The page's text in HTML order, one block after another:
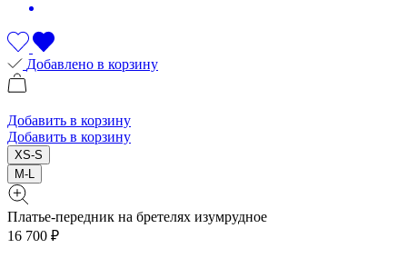
Добавлено в корзину
Добавить в корзину
Добавить в корзину
XS-S
M-L
Платье-передник на бретелях изумрудное
16 700 ₽